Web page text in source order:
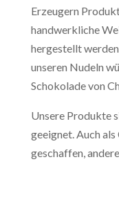
Erzeugern
handwerkliche
hergestellt
unseren Nudeln
Schokolade von
Unsere Produkte
geeignet. Auch
geschaffen,